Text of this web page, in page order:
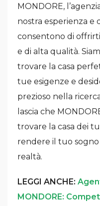
MONDORE,
nostra esperienza e
consentono di
e di alta qualità.
trovare la casa
tue esigenze e
prezioso nella
lascia che
trovare la casa dei
rendere il tuo sogno
realtà.
LEGGI ANCHE:
MONDORE: